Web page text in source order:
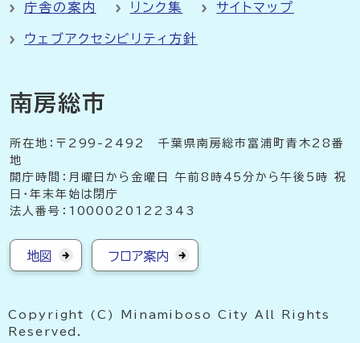
庁舎の案内 リンク集 サイトマップ
ウェブアクセシビリティ方針
南房総市
所在地：〒299-2492 千葉県南房総市富浦町青木28番
地
開庁時間：月曜日から金曜日 午前8時45分から午後5時 祝
日・年末年始は閉庁
法人番号：1000020122343
地図 フロア案内
Copyright (C) Minamiboso City All Rights
Reserved.